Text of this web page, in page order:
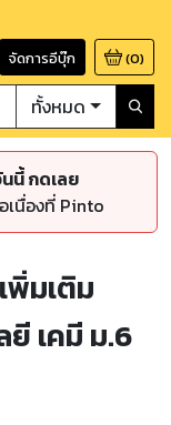
จัดการอีบุ๊ก (0)
ทั้งหมด
นี้ กดเลย
เนื่องที่ Pinto
พิ่มเติม
ยี เคมี ม.6